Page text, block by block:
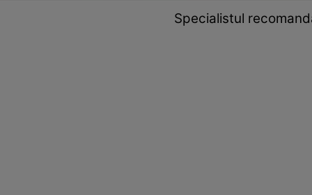
Specialistul